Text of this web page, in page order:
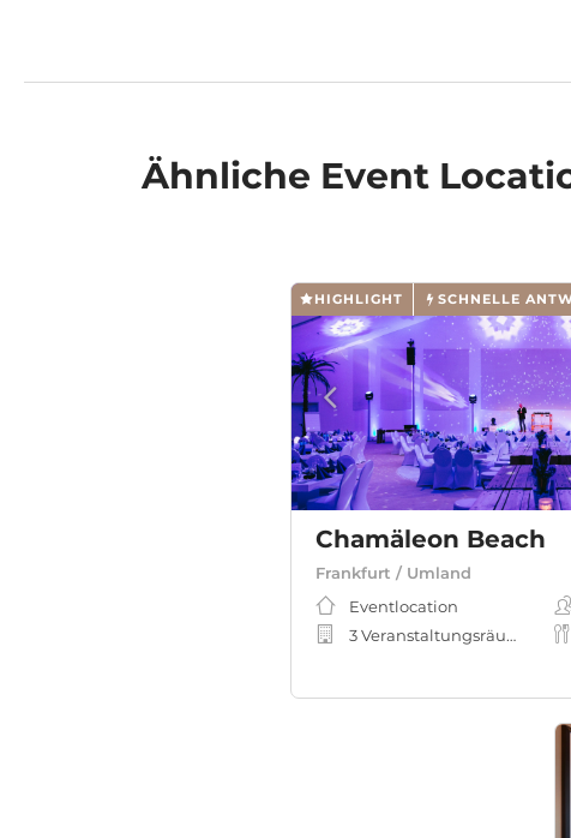
Ähnliche Event
HIGHLIGHT SCHNELLE
Chamäleon Beach
Frankfurt / Umland
Eventlocation
3 Veranstaltungsräume